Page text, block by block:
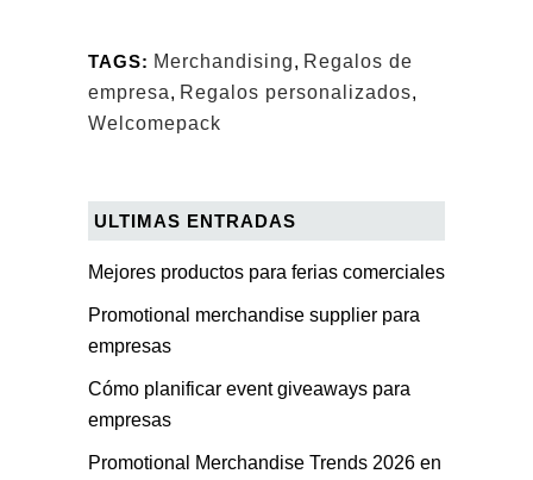
TAGS: Merchandising, Regalos de
empresa, Regalos personalizados,
Welcomepack
ULTIMAS ENTRADAS
Mejores productos para ferias comerciales
Promotional merchandise supplier para
empresas
Cómo planificar event giveaways para
empresas
Promotional Merchandise Trends 2026 en